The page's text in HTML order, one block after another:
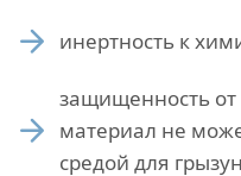
инертность к
защищенность
материал не
средой для